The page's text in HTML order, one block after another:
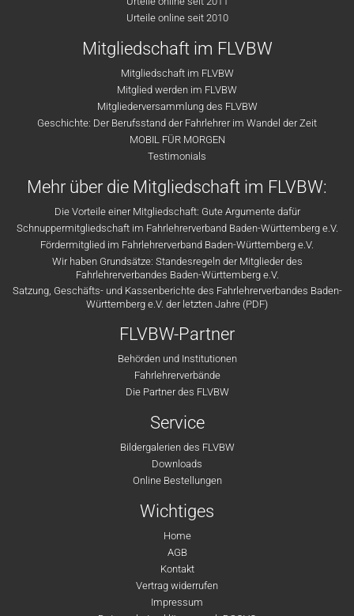
Urteile online seit 2010
Mitgliedschaft im FLVBW
Mitgliedschaft im FLVBW
Mitglied werden im FLVBW
Mitgliederversammlung des FLVBW
Geschichte: Der Berufsstand der Fahrlehrer im Wandel der Zeit
MOBIL FÜR MORGEN
Testimonials
Mehr über die Mitgliedschaft im FLVBW:
Die Vorteile einer Mitgliedschaft: Gute Argumente dafür
Schnuppermitgliedschaft im Fahrlehrerverband Baden-Württemberg e.V.
Fördermitglied im Fahrlehrerverband Baden-Württemberg e.V.
Wir haben Grundsätze: Standesregeln der Mitglieder des
Fahrlehrerverbandes Baden-Württemberg e.V.
Satzung, Geschäfts- und Kassenberichte des Fahrlehrerverbandes Baden-
Württemberg e.V. der letzten Jahre (PDF)
FLVBW-Partner
Behörden und Institutionen
Fahrlehrerverbände
Die Partner des FLVBW
Service
Bildergalerien des FLVBW
Downloads
Online Bestellungen
Wichtiges
Home
AGB
Kontakt
Vertrag widerrufen
Impressum